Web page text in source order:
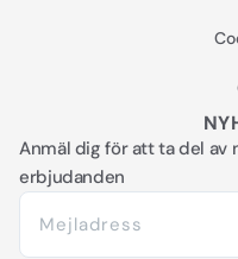
Anmäl dig för att ta del av
erbjudanden